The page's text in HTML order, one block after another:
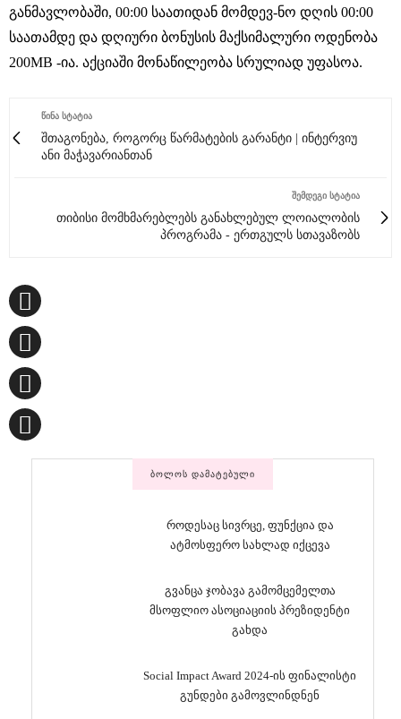
განმავლობაში, 00:00 საათიდან მომდევ-ნო დღის 00:00
საათამდე და დღიური ბონუსის მაქსიმალური ოდენობა
200MB -ია. აქციაში მონაწილეობა სრულიად უფასოა.
ᲬᲘᲜᲐ ᲡᲢᲐᲢᲘᲐ
შთაგონება, როგორც წარმატების გარანტი | ინტერვიუ
ანი მაჭავარიანთან
ᲨᲔᲛᲓᲔᲒᲘ ᲡᲢᲐᲢᲘᲐ
თიბისი მომხმარებლებს განახლებულ ლოიალობის
პროგრამა - ერთგულს სთავაზობს
ᲑᲝᲚᲝᲡ ᲓᲐᲛᲐᲢᲔᲑᲣᲚᲘ
როდესაც სივრცე, ფუნქცია და
ატმოსფერო სახლად იქცევა
გვანცა ჯობავა გამომცემელთა
მსოფლიო ასოციაციის პრეზიდენტი
გახდა
Social Impact Award 2024-ის ფინალისტი
გუნდები გამოვლინდნენ